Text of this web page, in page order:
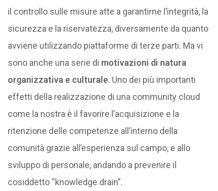
il controllo sulle misure atte a garantirne l’integrità, la
sicurezza e la riservatezza, diversamente da quanto
avviene utilizzando piattaforme di terze parti. Ma vi
sono anche una serie di motivazioni di natura
organizzativa e culturale. Uno dei più importanti
effetti della realizzazione di una community cloud
come la nostra è il favorire l’acquisizione e la
ritenzione delle competenze all’interno della
comunità grazie all’esperienza sul campo, e allo
sviluppo di personale, andando a prevenire il
cosiddetto “knowledge drain”.